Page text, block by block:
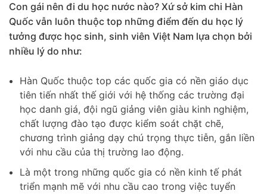
Con gái nên đi du học nước nào? Xứ sở kim chi Hàn
Quốc vẫn luôn thuộc top những điểm đến du học lý
tưởng được học sinh, sinh viên Việt Nam lựa chọn bởi
nhiều lý do như:
Hàn Quốc thuộc top các quốc gia có nền giáo dục
tiên tiến nhất thế giới với hệ thống các trường đại
học danh giá, đội ngũ giảng viên giàu kinh nghiệm,
chất lượng đào tạo được kiểm soát chặt chẽ,
chương trình giảng dạy chú trọng thực tiễn, gắn liền
với nhu cầu của thị trường lao động.
Là một trong những quốc gia có nền kinh tế phát
triển mạnh mẽ với nhu cầu cao trong việc tuyển